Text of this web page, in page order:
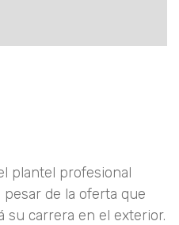
plantel profesional
de la oferta que
su carrera en el exterior.